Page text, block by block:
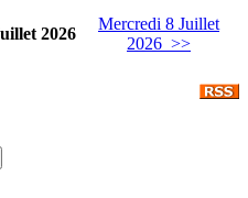
2026
Mercredi 8 Juillet
2026 >>